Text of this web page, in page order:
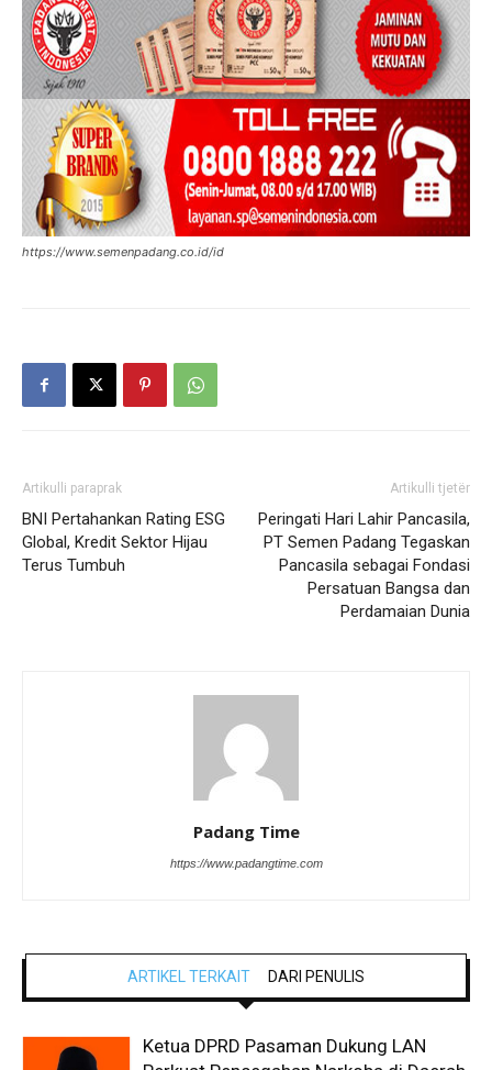
https://www.semenpadang.co.id/id
Artikulli paraprak
BNI Pertahankan Rating ESG
Global, Kredit Sektor Hijau
Terus Tumbuh
Artikulli tjetër
Peringati Hari Lahir Pancasila,
PT Semen Padang Tegaskan
Pancasila sebagai Fondasi
Persatuan Bangsa dan
Perdamaian Dunia
Padang Time
https://www.padangtime.com
ARTIKEL TERKAIT DARI PENULIS
Ketua DPRD Pasaman Dukung LAN